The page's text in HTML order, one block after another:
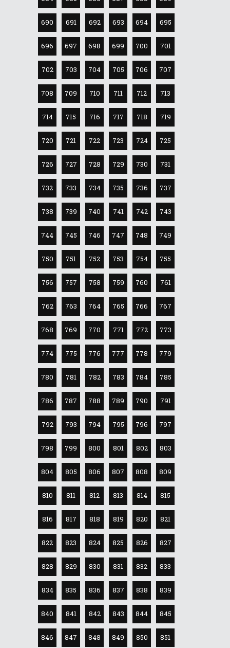
690 691 692 693 694 695
696 697 698 699 700 701
702 703 704 705 706 707
708 709 710 711 712 713
714 715 716 717 718 719
720 721 722 723 724 725
726 727 728 729 730 731
732 733 734 735 736 737
738 739 740 741 742 743
744 745 746 747 748 749
750 751 752 753 754 755
756 757 758 759 760 761
762 763 764 765 766 767
768 769 770 771 772 773
774 775 776 777 778 779
780 781 782 783 784 785
786 787 788 789 790 791
792 793 794 795 796 797
798 799 800 801 802 803
804 805 806 807 808 809
810 811 812 813 814 815
816 817 818 819 820 821
822 823 824 825 826 827
828 829 830 831 832 833
834 835 836 837 838 839
840 841 842 843 844 845
846 847 848 849 850 851